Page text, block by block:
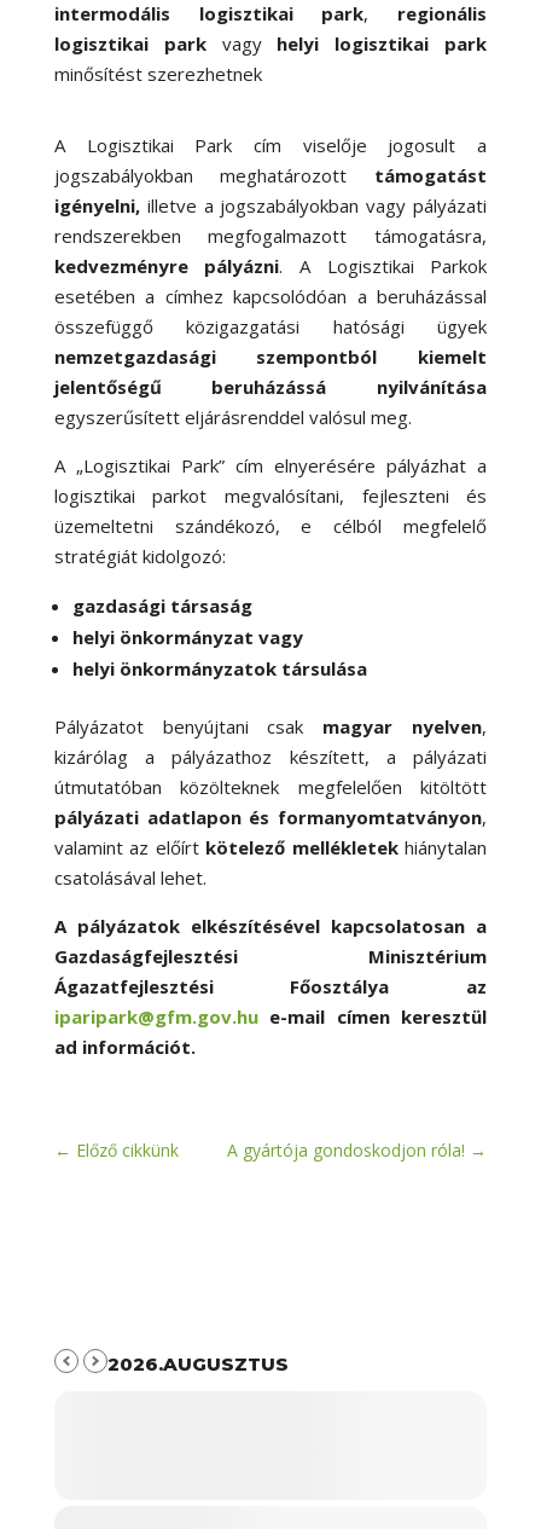
intermodális logisztikai park, regionális
logisztikai park vagy helyi logisztikai park
minősítést szerezhetnek
A Logisztikai Park cím viselője jogosult a
jogszabályokban meghatározott támogatást
igényelni,illetve a jogszabályokban vagy pályázati
rendszerekben megfogalmazott támogatásra,
kedvezményre pályázni. A Logisztikai Parkok
esetében a címhez kapcsolódóan a beruházással
összefüggő közigazgatási hatósági ügyek
nemzetgazdasági szempontból kiemelt
jelentőségű beruházássá nyilvánítása
egyszerűsített eljárásrenddel valósul meg.
A „Logisztikai Park” cím elnyerésére pályázhat a
logisztikai parkot megvalósítani, fejleszteni és
üzemeltetni szándékozó, e célból megfelelő
stratégiát kidolgozó:
gazdasági társaság
helyi önkormányzat vagy
helyi önkormányzatok társulása
Pályázatot benyújtani csak magyar nyelven,
kizárólag a pályázathoz készített, a pályázati
útmutatóban közölteknek megfelelően kitöltött
pályázati adatlapon és formanyomtatványon,
valamint az előírt kötelező mellékletekhiánytalan
csatolásával lehet.
A pályázatok elkészítésével kapcsolatosan a
Gazdaságfejlesztési Minisztérium
Ágazatfejlesztési Főosztálya az
iparipark@gfm.gov.hue-mail címen keresztül
ad információt.
← Előző cikkünk A gyártója gondoskodjon róla! →
2026.AUGUSZTUS